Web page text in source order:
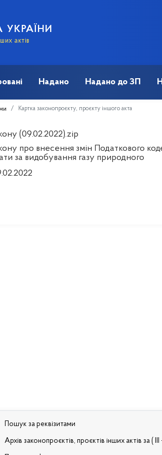
УКРАЇНИ
актів
Надано Надано до ЗП
Картка законопроєкту, проєкту іншого акта
(09.02.2022).zip
про внесення змін Податкового
за видобування газу природного
Пошук за реквізитами
Архів законопроєктів, проєктів інших актів за ( III